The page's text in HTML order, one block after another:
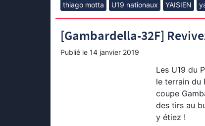
thiago motta
U19 nationaux YAISIEN
[Gambardella-32F]
Publié le 14 janvier 2019
Les U19 du
le terrain du
coupe
des tirs au
y étiez !